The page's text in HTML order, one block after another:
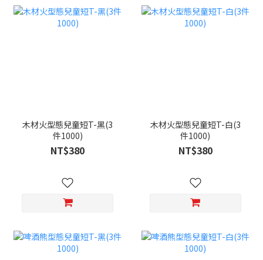
木材火型態兒童短T-黑(3
件1000)
NT$380
木材火型態兒童短T-白(3
件1000)
NT$380